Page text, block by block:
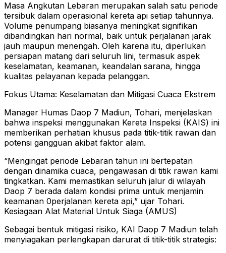
Masa Angkutan Lebaran merupakan salah satu periode
tersibuk dalam operasional kereta api setiap tahunnya.
Volume penumpang biasanya meningkat signifikan
dibandingkan hari normal, baik untuk perjalanan jarak
jauh maupun menengah. Oleh karena itu, diperlukan
persiapan matang dari seluruh lini, termasuk aspek
keselamatan, keamanan, keandalan sarana, hingga
kualitas pelayanan kepada pelanggan.
Fokus Utama: Keselamatan dan Mitigasi Cuaca Ekstrem
Manager Humas Daop 7 Madiun, Tohari, menjelaskan
bahwa inspeksi menggunakan Kereta Inspeksi (KAIS) ini
memberikan perhatian khusus pada titik-titik rawan dan
potensi gangguan akibat faktor alam.
“Mengingat periode Lebaran tahun ini bertepatan
dengan dinamika cuaca, pengawasan di titik rawan kami
tingkatkan. Kami memastikan seluruh jalur di wilayah
Daop 7 berada dalam kondisi prima untuk menjamin
keamanan 0perjalanan kereta api,” ujar Tohari.
Kesiagaan Alat Material Untuk Siaga (AMUS)
Sebagai bentuk mitigasi risiko, KAI Daop 7 Madiun telah
menyiagakan perlengkapan darurat di titik-titik strategis: